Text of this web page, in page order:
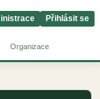
Organizace
Přihlásit se